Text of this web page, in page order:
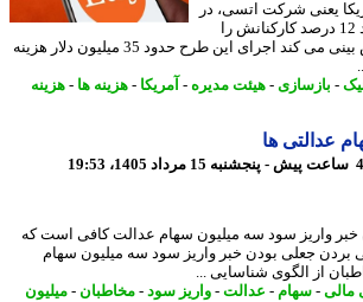
یعنی شرکت اتسی، در
بازسازی ساختار خود 12 درصد کارکنانش را
تعدیل می کند. اتسی پیش بینی می کند اجرای این طرح حدود 35 میلیون دلار هزینه
بازسازی- هیئت مدیره-آمریکا- هزینه ها- هزینه
ها
سود سه میلیون سهام عدالت کافی است که
جعلی بودن خبر واریز سود سه میلیون سهام
الگوی شناسایی ...
-سهام-عدالت-واریز سود -مخاطبان-میلیون